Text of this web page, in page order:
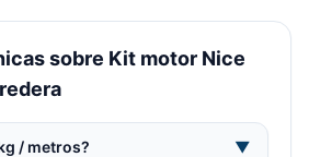
sobre Kit motor Nice
/ metros? ▼